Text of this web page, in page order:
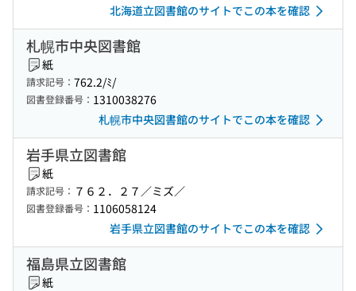
北海道立図書館のサイトでこの本を確認
札幌市中央図書館
紙
請求記号： 762.2/ﾐ/
図書登録番号： 1310038276
札幌市中央図書館のサイトでこの本を確認
岩手県立図書館
紙
請求記号： ７６２．２７／ミズ／
図書登録番号： 1106058124
岩手県立図書館のサイトでこの本を確認
福島県立図書館
紙